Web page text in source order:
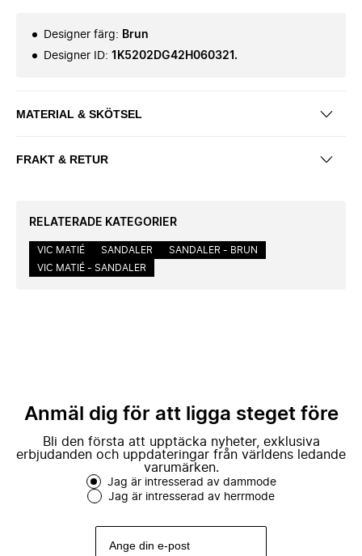
Designer färg: Brun
Designer ID: 1K5202DG42H060321.
MATERIAL & SKÖTSEL
FRAKT & RETUR
RELATERADE KATEGORIER
VIC MATIÉ SANDALER
SANDALER - BRUN
VIC MATIÉ - SANDALER
Anmäl dig för att ligga steget före
Bli den första att upptäcka nyheter, exklusiva
erbjudanden och uppdateringar från världens ledande
varumärken.
Jag är intresserad av dammode
Jag är intresserad av herrmode